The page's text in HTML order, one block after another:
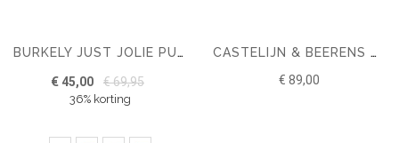
BURKELY JUST JOLIE PURSE
€ 45,00 € 69,95
36% korting
CASTELIJN & BEERENS VITA BILLFOLD 13 CARDS RFID
€ 89,00